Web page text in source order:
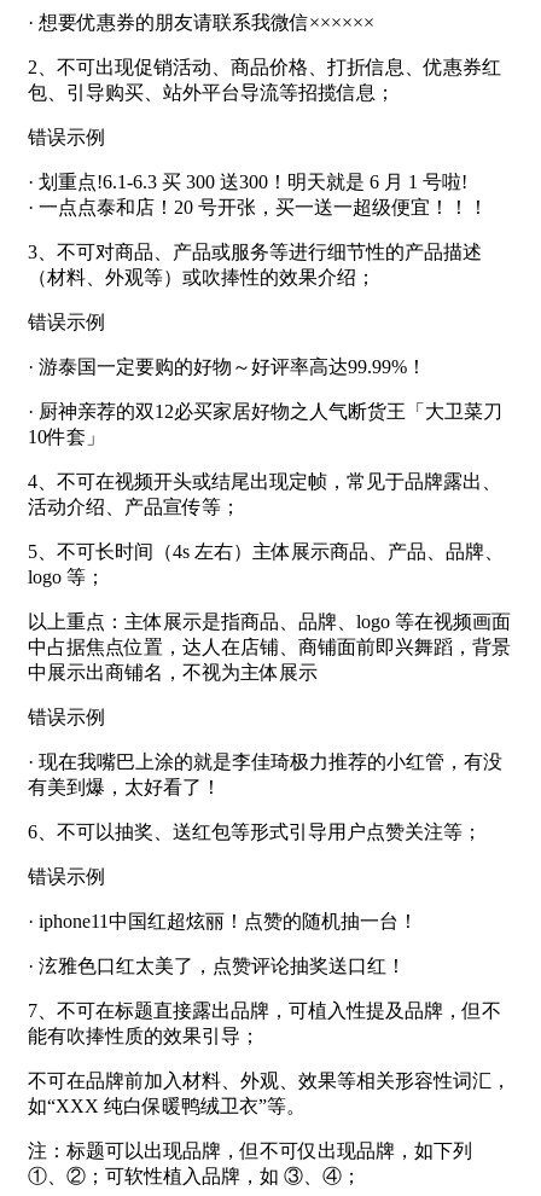
· 想要优惠券的朋友请联系我微信××××××
2、不可出现促销活动、商品价格、打折信息、优惠券红
包、引导购买、站外平台导流等招揽信息；
错误示例
· 划重点!6.1-6.3 买 300 送300！明天就是 6 月 1 号啦!
· 一点点泰和店！20 号开张，买一送一超级便宜！！！
3、不可对商品、产品或服务等进行细节性的产品描述
（材料、外观等）或吹捧性的效果介绍；
错误示例
· 游泰国一定要购的好物～好评率高达99.99%！
· 厨神亲荐的双12必买家居好物之人气断货王「大卫菜刀
10件套」
4、不可在视频开头或结尾出现定帧，常见于品牌露出、
活动介绍、产品宣传等；
5、不可长时间（4s 左右）主体展示商品、产品、品牌、
logo 等；
以上重点：主体展示是指商品、品牌、logo 等在视频画面
中占据焦点位置，达人在店铺、商铺面前即兴舞蹈，背景
中展示出商铺名，不视为主体展示
错误示例
· 现在我嘴巴上涂的就是李佳琦极力推荐的小红管，有没
有美到爆，太好看了！
6、不可以抽奖、送红包等形式引导用户点赞关注等；
错误示例
· iphone11中国红超炫丽！点赞的随机抽一台！
· 泫雅色口红太美了，点赞评论抽奖送口红！
7、不可在标题直接露出品牌，可植入性提及品牌，但不
能有吹捧性质的效果引导；
不可在品牌前加入材料、外观、效果等相关形容性词汇，
如“XXX 纯白保暖鸭绒卫衣”等。
注：标题可以出现品牌，但不可仅出现品牌，如下列
①、②；可软性植入品牌，如 ③、④；